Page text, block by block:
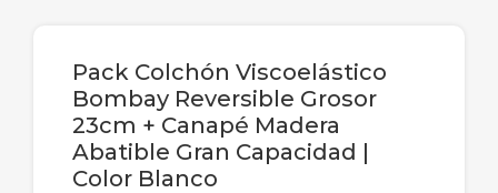
Pack Colchón Viscoelástico
Bombay Reversible Grosor
23cm + Canapé Madera
Abatible Gran Capacidad |
Color Blanco